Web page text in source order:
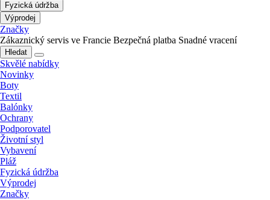
Fyzická údržba
Výprodej
Značky
Zákaznický servis ve Francie Bezpečná platba Snadné vracení
Hledat
Skvělé nabídky
Novinky
Boty
Textil
Balónky
Ochrany
Podporovatel
Životní styl
Vybavení
Pláž
Fyzická údržba
Výprodej
Značky